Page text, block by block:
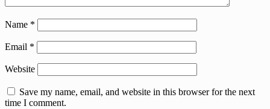
Name *
Email *
Website
Save my name, email, and website in this browser for the next
time I comment.